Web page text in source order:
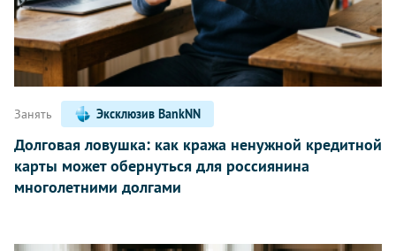
Занять Эксклюзив BankNN
Долговая ловушка: как кража ненужной кредитной
карты может обернуться для россиянина
многолетними долгами